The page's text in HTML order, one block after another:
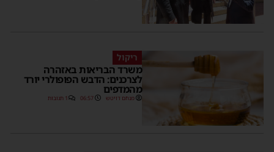
ריקול
משרד הבריאות באזהרה
לצרכנים: הדבש הפופולרי יורד
מהמדפים
מנחם דויטש 06:57 1 תגובות